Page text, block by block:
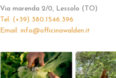
Via marenda 2/0, Lessolo (TO)
Tel: (+39) 380.1546.396
Email: info@officinawalden.it